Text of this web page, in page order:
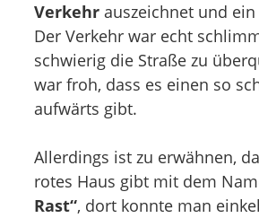
Verkehr auszeichnet und
Der Verkehr war echt
schwierig die Straße zu
war froh, dass es einen so
aufwärts gibt.
Allerdings ist zu erwähnen,
rotes Haus gibt mit dem
Rast“, dort konnte man